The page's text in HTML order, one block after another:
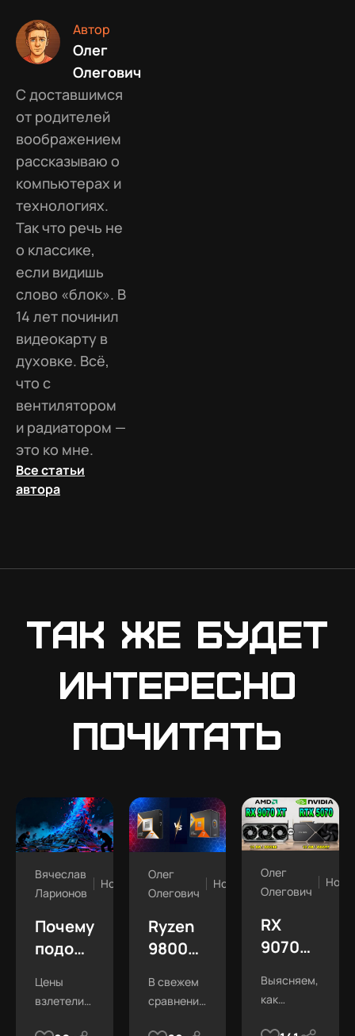
Автор
Олег
Олегович
С доставшимся
от родителей
воображением
рассказываю о
компьютерах и
технологиях.
Так что речь не
о классике,
если видишь
слово «блок». В
14 лет починил
видеокарту в
духовке. Всё,
что с
вентилятором
и радиатором —
это ко мне.
Все статьи
автора
Так же будет
интересно
почитать
Вячеслав
Ларионов
Новости
Почему
подорожала
память
Цены
взлетели
Олег
Олегович
Новости
Ryzen
9800X3D
7800X3D:
в
В свежем
сравнении
Олег
Олегович
RX
9070
RTX
Выясняем,
как